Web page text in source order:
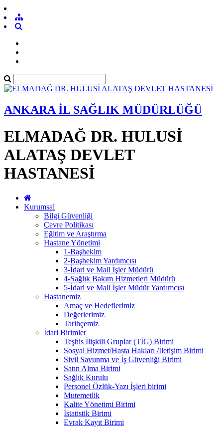
ANKARA İL SAĞLIK MÜDÜRLÜĞÜ
ELMADAĞ DR. HULUSİ
ALATAŞ DEVLET
HASTANESİ
Kurumsal
Bilgi Güvenliği
Çevre Politikası
Eğitim ve Araştırma
Hastane Yönetimi
1-Başhekim
2-Başhekim Yardımcısı
3-İdari ve Mali İşler Müdürü
4-Sağlık Bakım Hizmetleri Müdürü
5-İdari ve Mali İşler Müdür Yardımcısı
Hastanemiz
Amaç ve Hedeflerimiz
Değerlerimiz
Tarihçemiz
İdari Birimler
Teşhis İlişkili Gruplar (TİG) Birimi
Sosyal Hizmet/Hasta Hakları /İletişim Birimi
Sivil Savunma ve İş Güvenliği Birimi
Satın Alma Birimi
Sağlık Kurulu
Personel Özlük-Yazı İşleri birimi
Mutemetlik
Kalite Yönetimi Birimi
İstatistik Birimi
Evrak Kayıt Birimi